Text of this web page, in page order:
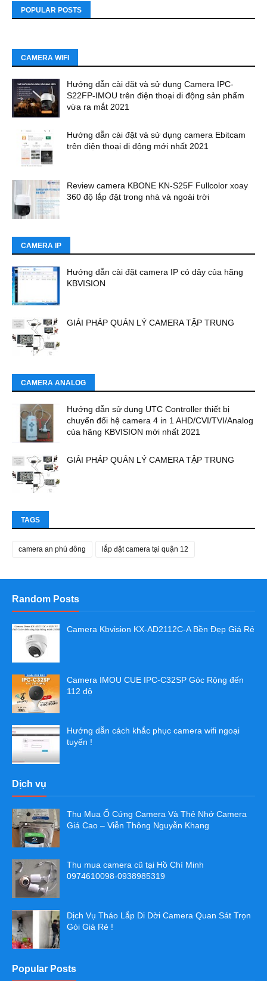
POPULAR POSTS
CAMERA WIFI
Hướng dẫn cài đặt và sử dụng Camera IPC-
S22FP-IMOU trên điện thoại di động sản phẩm
vừa ra mắt 2021
Hướng dẫn cài đặt và sử dụng camera Ebitcam
trên điện thoại di động mới nhất 2021
Review camera KBONE KN-S25F Fullcolor xoay
360 độ lắp đặt trong nhà và ngoài trời
CAMERA IP
Hướng dẫn cài đặt camera IP có dây của hãng
KBVISION
GIẢI PHÁP QUẢN LÝ CAMERA TẬP TRUNG
CAMERA ANALOG
Hướng dẫn sử dụng UTC Controller thiết bị
chuyển đổi hệ camera 4 in 1 AHD/CVI/TVI/Analog
của hãng KBVISION mới nhất 2021
GIẢI PHÁP QUẢN LÝ CAMERA TẬP TRUNG
TAGS
camera an phú đông lắp đặt camera tại quận 12
Random Posts
Camera Kbvision KX-AD2112C-A Bền Đẹp Giá Rẻ
Camera IMOU CUE IPC-C32SP Góc Rộng đến
112 độ
Hướng dẫn cách khắc phục camera wifi ngoại
tuyến !
Dịch vụ
Thu Mua Ổ Cứng Camera Và Thẻ Nhớ Camera
Giá Cao – Viễn Thông Nguyễn Khang
Thu mua camera cũ tại Hồ Chí Minh
0974610098-0938985319
Dịch Vụ Tháo Lắp Di Dời Camera Quan Sát Trọn
Gói Giá Rẻ !
Popular Posts